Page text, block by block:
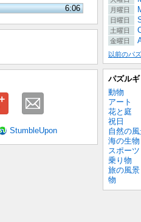
6:06
StumbleUpon
月曜日
日曜日
土曜日
金曜日
以前のパ
パズル
動物
アート
花と庭
祝日
自然の
海の生物
スポーツ
乗り物
旅の風景
物